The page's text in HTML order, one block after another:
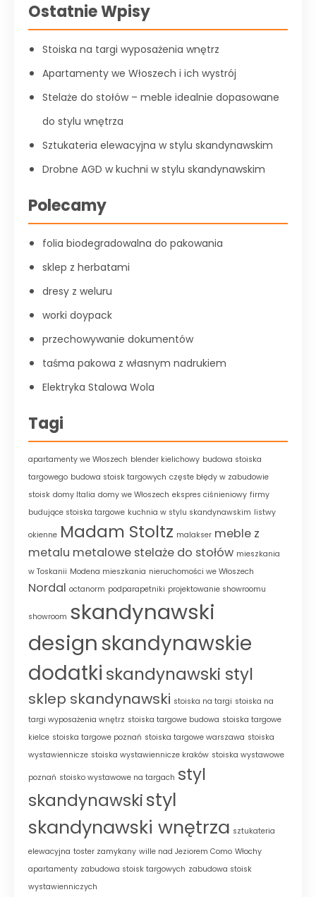
Ostatnie Wpisy
Stoiska na targi wyposażenia wnętrz
Apartamenty we Włoszech i ich wystrój
Stelaże do stołów – meble idealnie dopasowane
do stylu wnętrza
Sztukateria elewacyjna w stylu skandynawskim
Drobne AGD w kuchni w stylu skandynawskim
Polecamy
folia biodegradowalna do pakowania
sklep z herbatami
dresy z weluru
worki doypack
przechowywanie dokumentów
taśma pakowa z własnym nadrukiem
Elektryka Stalowa Wola
Tagi
apartamenty we Włoszech blender kielichowy budowa stoiska
targowego budowa stoisk targowych częste błędy w zabudowie
stoisk domy Italia domy we Włoszech ekspres ciśnieniowy firmy
budujące stoiska targowe kuchnia w stylu skandynawskim listwy
okienne Madam Stoltz malakser meble z
metalu metalowe stelaże do stołów mieszkania
w Toskanii Modena mieszkania nieruchomości we Włoszech
Nordal octanorm podparapetniki projektowanie showroomu
showroom skandynawski
designskandynawskie
dodatki skandynawski styl
sklep skandynawski stoiska na targi stoiska na
targi wyposażenia wnętrz stoiska targowe budowa stoiska targowe
kielce stoiska targowe poznań stoiska targowe warszawa stoiska
wystawiennicze stoiska wystawiennicze kraków stoiska wystawowe
poznań stoisko wystawowe na targach styl
skandynawskistyl
skandynawski wnętrza sztukateria
elewacyjna toster zamykany wille nad Jeziorem Como Włochy
apartamenty zabudowa stoisk targowych zabudowa stoisk
wystawienniczych